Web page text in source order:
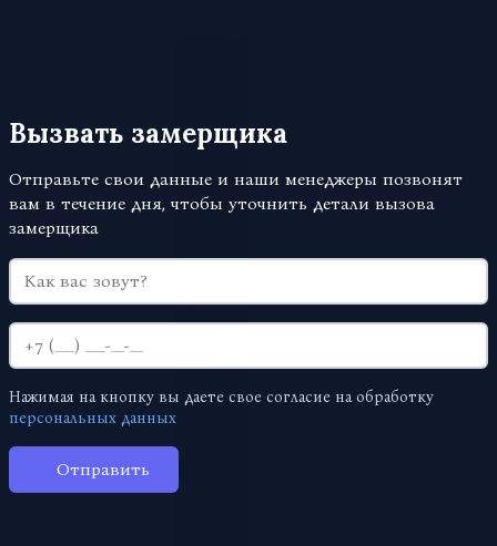
Вызвать замерщика
Отправьте свои данные и наши менеджеры позвонят
вам в течение дня, чтобы уточнить детали вызова
замерщика
Нажимая на кнопку вы даете свое согласие на обработку
персональных данных
Отправить